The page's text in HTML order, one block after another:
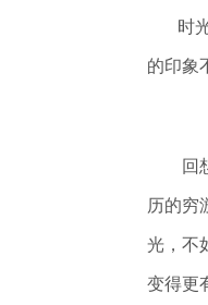
时光
的印象
回想
历的穷
光，不
变得更